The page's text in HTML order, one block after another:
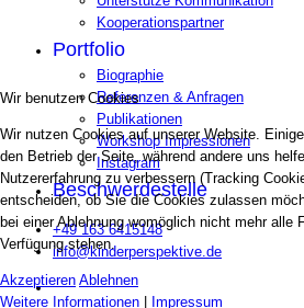
Kooperationspartner
Portfolio
Biographie
Referenzen & Anfragen
Publikationen
Workshop Impressionen
Instagram
Beschwerdestelle
+49 163 6415148
info@kinderperspektive.de
Wir benutzen Cookies
Wir nutzen Cookies auf unserer Website.
den Betrieb der Seite, während andere uns
Nutzererfahrung zu verbessern (Tracking
entscheiden, ob Sie die Cookies zulassen
bei einer Ablehnung womöglich nicht mehr alle
Verfügung stehen.
Akzeptieren Ablehnen
Weitere Informationen
Impressum